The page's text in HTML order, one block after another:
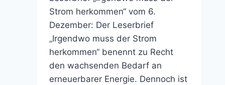
Strom herkommen“ vom 6.
Dezember: Der Leserbrief
„Irgendwo muss der Strom
herkommen“ benennt zu Recht
den wachsenden Bedarf an
erneuerbarer Energie. Dennoch ist